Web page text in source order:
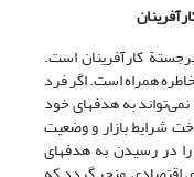
کارآفرینان است.
همراه است. اگر فرد
به هدفهای خود
شرایط بازار و وضعیت
را در رسیدن به هدفهای